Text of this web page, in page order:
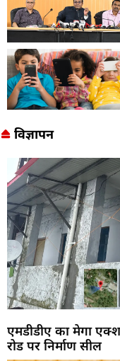
विज्ञापन
एमडीडीए का मेगा
रोड पर निर्माण सील